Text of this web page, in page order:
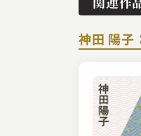
神田 陽子